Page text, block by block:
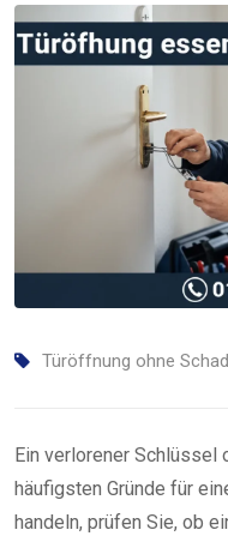
Türöffnung ohne
Ein verlorener Schlüssel
häufigsten Gründe für
handeln, prüfen Sie, ob